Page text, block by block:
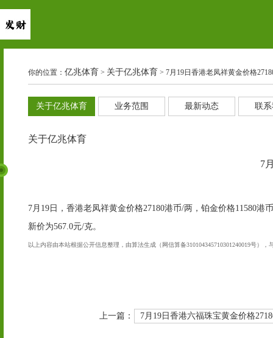
你的位置： 亿兆体育 > 关于亿兆体育 > 7月19日香港老凤祥黄金价格
关于亿兆体育 业务范围 最新动态 联
关于亿兆体育
7
7月19日，香港老凤祥黄金价格27180港币/两，铂金价格11580
新价为567.0元/克。
以上内容由本站根据公开信息整理，由算法生成（网信算备310104345710301240019号
上一篇： 7月19日香港六福珠宝黄金价格